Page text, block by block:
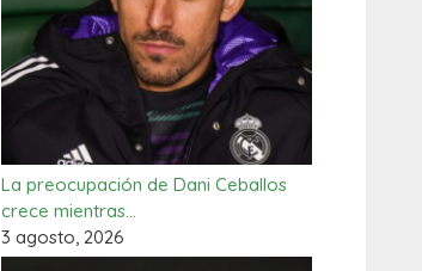
La preocupación de Dani Ceballos
crece mientras…
3 agosto, 2026